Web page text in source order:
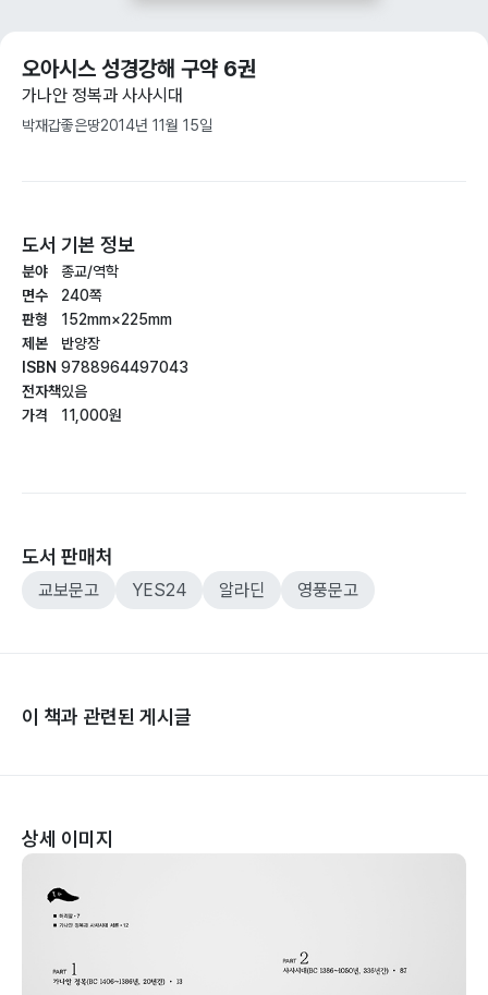
오아시스 성경강해 구약 6권
가나안 정복과 사사시대
박재갑좋은땅2014년 11월 15일
도서 기본 정보
분야
면수
판형
제본
ISBN
전자책
가격
종교/역학
240쪽
152mm×225mm
반양장
9788964497043
있음
11,000원
도서 판매처
교보문고 YES24 알라딘 영풍문고
이 책과 관련된 게시글
상세 이미지